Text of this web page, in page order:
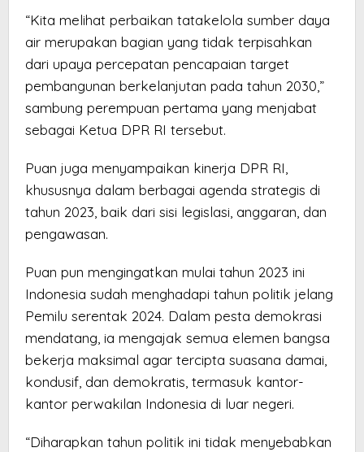
“Kita melihat perbaikan tatakelola sumber daya
air merupakan bagian yang tidak terpisahkan
dari upaya percepatan pencapaian target
pembangunan berkelanjutan pada tahun 2030,”
sambung perempuan pertama yang menjabat
sebagai Ketua DPR RI tersebut.
Puan juga menyampaikan kinerja DPR RI,
khususnya dalam berbagai agenda strategis di
tahun 2023, baik dari sisi legislasi, anggaran, dan
pengawasan.
Puan pun mengingatkan mulai tahun 2023 ini
Indonesia sudah menghadapi tahun politik jelang
Pemilu serentak 2024. Dalam pesta demokrasi
mendatang, ia mengajak semua elemen bangsa
bekerja maksimal agar tercipta suasana damai,
kondusif, dan demokratis, termasuk kantor-
kantor perwakilan Indonesia di luar negeri.
“Diharapkan tahun politik ini tidak menyebabkan